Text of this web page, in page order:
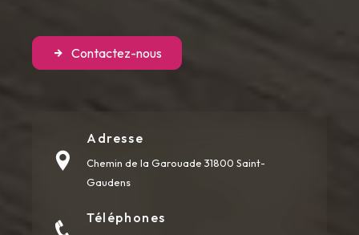
Contactez-nous
Adresse
Chemin de la Garouade 31800 Saint-
Gaudens
Téléphones